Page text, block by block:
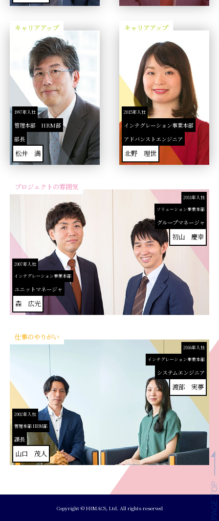
キャリアアップ
1997年入社
管理本部 HRM部
部長
松井 満
キャリアアップ
2015年入社
インテグレーション事業本部
アドバンストエンジニア
北野 理世
プロジェクトの雰囲気
2007年入社
インテグレーション事業本部
ユニットマネージャ
森 広光
2011年入社
ソリューション事業本部
グループマネージャ
初山 慶幸
仕事のやりがい
2002年入社
管理本部 HRM部
課長
山口 茂人
2016年入社
インテグレーション事業本部
システムエンジニア
渡部 実夢
Copyright © HIMACS, Ltd. All rights reserved